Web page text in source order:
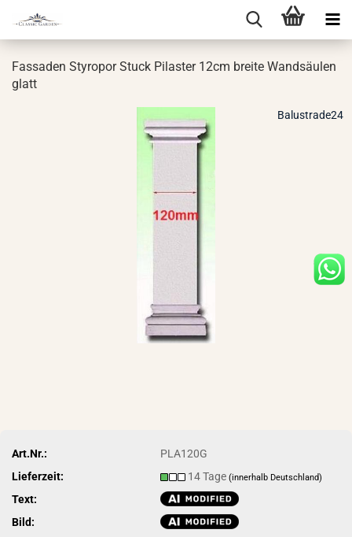
Fas­sa­den Sty­ro­por Stuck Pi­las­ter 12cm brei­te Wand­säu­len
glatt
Balustrade24
Art.Nr.:
PLA120G
Lieferzeit:
14 Tage(innerhalb Deutschland)
Text:
Bild: